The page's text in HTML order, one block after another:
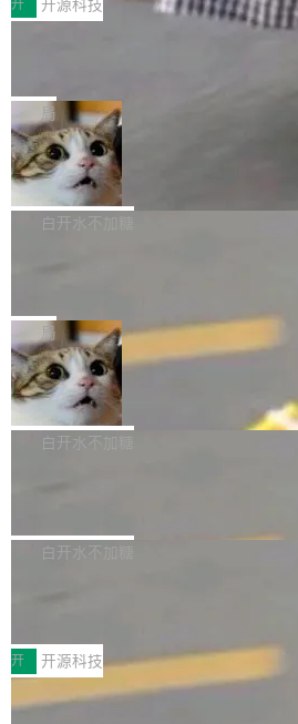
——并且深度集成了 AI。这基本上是我
没有控制平面，没有共识协议。每个对
个小型数据库，应用天然按分片构建，
库的竞争和爆炸半径问题在设计层面就
了。 闲置的 cell 会休眠到几乎不占资源
l 迁移或唤醒时，新宿主从 S3 恢复
库继续执行。存储库是持久化的唯一真相
放缓，因此硝烟味淡了许多。新机参数
高价的三星折叠（三星Galaxy Z Fold8
Fold8 / Z Flip8）外，其余要么是中低
例如iQOO Z11i、REDMI Note 17、
te 17 Pro、OPPO K15，要么是vivo
样的次旗舰。 Galaxy Z Fold8 Ultra /
Z Flip8三款折叠屏新机均在7月22日发布
部搭载骁龙8 Elite Gen5 for Galaxy，
开 开源科技
Zed 编辑器团队发布了新项目
个在 git commit 之间记录每一次编辑操
本控制系统。目前处于 Early Access 阶
ltaDB 的核心思路直接写在 landing
眼的位置：「Software is made
mits」——软件是在 commit 之间写出
是把这段空隙补上。 回退到任何一次编
aDB 捕获 commit 之间的每一次操作，...
局
SpaceXAI 单季资本开支达 183 亿美
根据风险投资人Tomer Tunguz 博客（
析）披露的最新分析与第二季度业绩报
微软同期总资本开支的四成。 与亚马逊
bet、微软以及 Meta 等传统科技巨头相
ceXAI的资金消耗速度尤为引人瞩目。然
撑庞大支出的资金来源却呈现出截然不
貌。数据显示，微软和 Meta 主要依托
白开水不加糖
一个在终端里运行的编程 agent；Muse
1.2，驱动这个 agent 的新模型。一句话
你可以用 curl -fsSL https://dev.meta.ai/
sh | bash 安装一个能在大项目里自动规
代码、验证结果的 AI 终端工具。 据介
个主 agent 循环，外加一组后台 agent
局
美团开源 LoHoSearch，用知识图谱
准 AI 能力认知
机器出题的前提，是让机器拥有全局视
构建流程可以分为四个环节：建图 → 控
白开水不加糖
库，并将作为transport接入Mooncake
MPComm将作为一种传输引擎接入
ENT，实现零拷贝传输性能提升30%、非
传输性能最高提升5倍。UCL-MPComm
白开水不加糖
型案例入选名单》，深信服“面向企业研
开源 AI 编程平台 CoStrict 应用”凭借卓
创新与落地成效成功入选。 全链路私有
开 开源科技
深信服AI算力网关入选工信部人工智